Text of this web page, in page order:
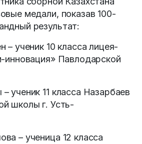
медали, показав 100-
результат:
– ученик 10 класса лицея-
инновация» Павлодарской
ученик 11 класса Назарбаев
школы г. Усть-
– ученица 12 класса